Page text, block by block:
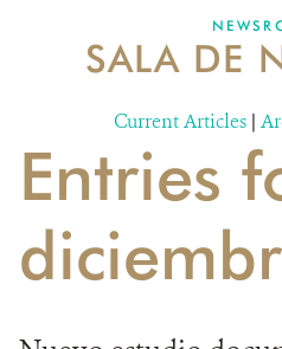
MECANISMO DE ATENCIÓN
SALA DE
Current Articles |
Entries